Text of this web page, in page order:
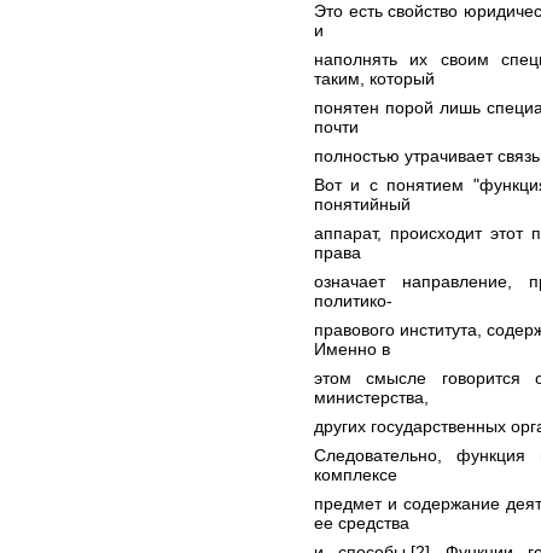
Это есть свойство
и
наполнять их своим
таким, который
понятен порой лишь
почти
полностью утрачивает
Вот и с понятием
понятийный
аппарат, происходит этот
права
означает направление,
политико-
правового института,
Именно в
этом смысле говорится
министерства,
других государственных
Следовательно,
комплексе
предмет и содержание
ее средства